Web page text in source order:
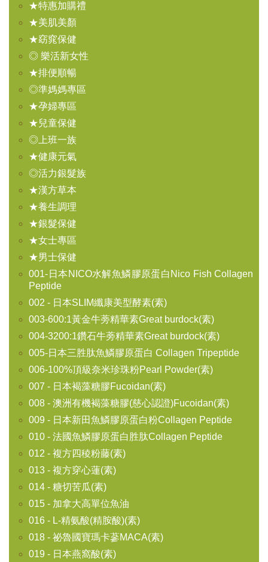
★特惠加購禮
★美肌美顏
★窈窕保健
◎ 樂活新女性
★排便順暢
◎準媽媽專區
★孕婦專區
★兒童保健
◎上班一族
★健康元氣
◎活力銀髮族
★漢方草本
★養生調理
★銀髮保健
★女士專區
★男士保健
001-日本NICO水解魚鱗膠原蛋白Nico Fish Collagen
Peptide
002 - 日本SLIM纖康美型酵素(素)
003-600:1黃金牛蒡精華素Great burdock(素)
004-3200:1鑽石牛蒡精華素Great burdock(素)
005-日本三胜肽魚鱗膠原蛋白 Collagen Tripeptide
006-100%頂級奈米珍珠粉Pearl Powder(素)
007 - 日本褐藻糖膠Fucoidan(素)
008 - 澳洲有機褐藻糖膠(慈心認證)Fucoidan(素)
009 - 日本新田魚鱗膠原蛋白粉Collagen Peptide
010 - 法國魚鱗膠原蛋白胜肽Collagen Peptide
012 - 複方四稜粉藤(素)
013 - 複方穿心蓮(素)
014 - 糖切苦瓜(素)
015 - 加拿大高單位魚油
016 - L-精氨酸(精胺酸)(素)
018 - 祕魯國寶瑪卡蔘MACA(素)
019 - 日本燕窩酸(素)